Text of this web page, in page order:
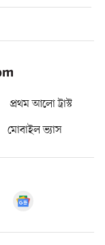
প্রথম আলো ট্রাস্ট
মোবাইল ভ্যাস